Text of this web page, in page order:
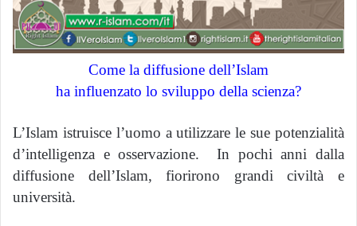
Come la diffusione dell’Islam
ha influenzato lo sviluppo della scienza?
L’Islam istruisce l’uomo a utilizzare le sue potenzialità
d’intelligenza e osservazione. In pochi anni dalla
diffusione dell’Islam, fiorirono grandi civiltà e
università.